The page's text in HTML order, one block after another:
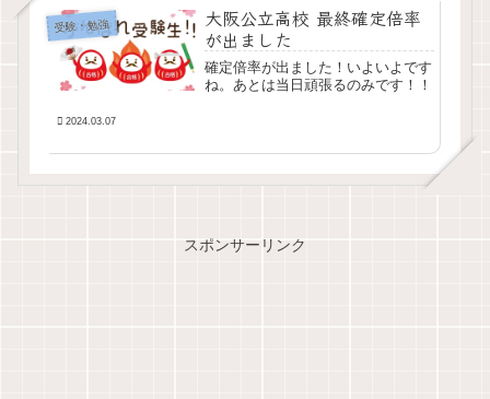
受験・勉強
大阪公立高校 最終確定倍率
が出ました
確定倍率が出ました！いよいよです
ね。あとは当日頑張るのみです！！
2024.03.07
スポンサーリンク